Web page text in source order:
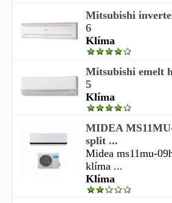
Mitsubishi
6
Klíma
Mitsubishi emelt
5
Klíma
MIDEA
split ...
Midea ms11mu-
klíma ...
Klíma